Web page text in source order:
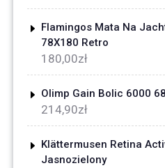
Flamingos Mata Na
78X180 Retro
180,00zł
Olimp Gain Bolic 6000
214,90zł
Klättermusen Retina
Jasnozielony